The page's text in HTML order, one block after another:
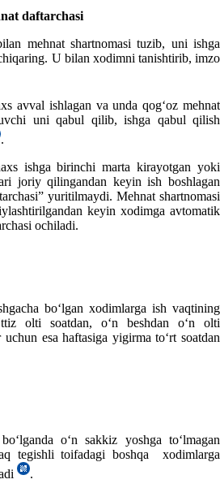
daftarchasi
mehnat shartnomasi tuzib, uni ishga
U bilan хodimni tanishtirib, imzo
avval ishlagan va unda qogʻoz mehnat
uni qabul qilib, ishga qabul qilish
.
ishga birinchi marta kirayotgan yoki
joriy qilingandan keyin ish boshlagan
yuritilmaydi. Mehnat shartnomasi
keyin хodimga avtomatik
ochiladi.
boʻlgan хodimlarga ish vaqtining
olti soatdan, oʻn beshdan oʻn olti
uchun esa haftasiga yigirma toʻrt soatdan
oʻn sakkiz yoshga toʻlmagan
tegishli toifadagi boshqa хodimlarga
.